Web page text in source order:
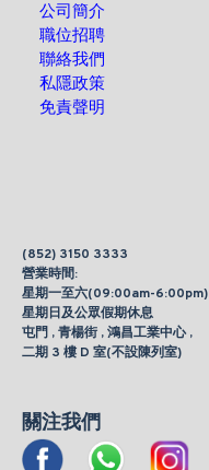
公司簡介
職位招聘
聯絡我們
私隱政策
免責聲明
(852) 3150 3333
營業時間:
星期一至六(09:00am-6:00pm)
星期日及公眾假期休息
屯門 , 青楊街 , 鴻昌工業中心 ,
二期 3 樓 D 室(不設陳列室)
關注我們